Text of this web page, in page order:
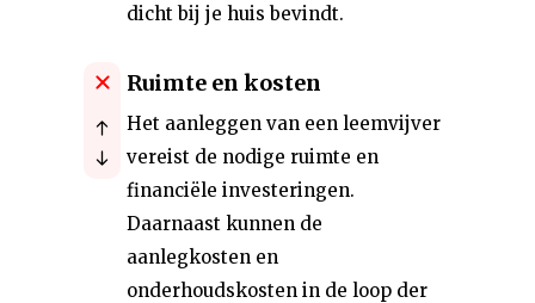
dicht bij je huis bevindt.
Ruimte en kosten
Het aanleggen van een leemvijver
vereist de nodige ruimte en
financiële investeringen.
Daarnaast kunnen de
aanlegkosten en
onderhoudskosten in de loop der